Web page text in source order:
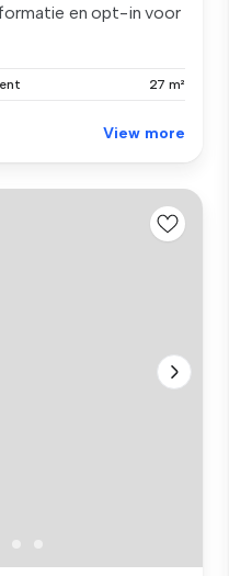
en opt-in voor
27 m²
View more